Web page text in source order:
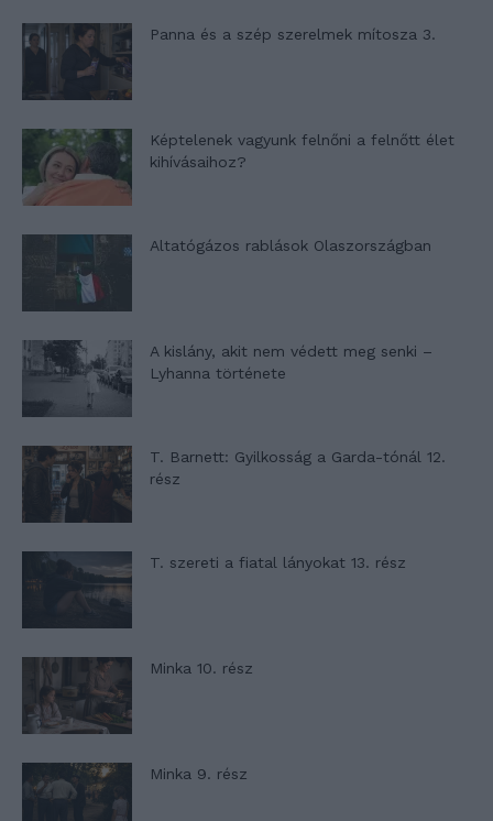
Panna és a szép szerelmek mítosza 3.
Képtelenek vagyunk felnőni a felnőtt élet
kihívásaihoz?
Altatógázos rablások Olaszországban
A kislány, akit nem védett meg senki –
Lyhanna története
T. Barnett: Gyilkosság a Garda-tónál 12.
rész
T. szereti a fiatal lányokat 13. rész
Minka 10. rész
Minka 9. rész